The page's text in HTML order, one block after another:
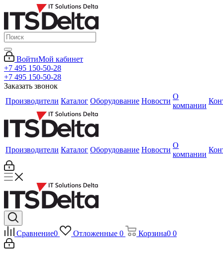
ВойтиМой кабинет
+7 495 150-50-28
+7 495 150-50-28
Заказать звонок
Производители Каталог Оборудование Новости
О
компании
Производители Каталог Оборудование Новости
О
компании
Сравнение0 Отложенные 0 Корзина0 0